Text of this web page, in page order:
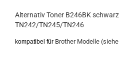
Alternativ Toner B246BK
TN242/TN245/TN246
kompatibel für Brother Modelle